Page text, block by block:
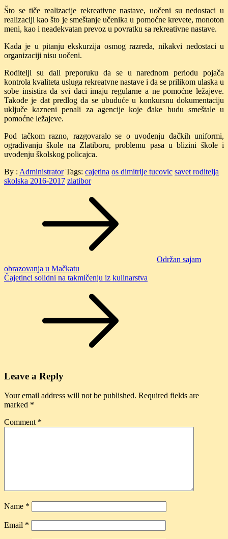
Što se tiče realizacije rekreativne nastave, uočeni su nedostaci u
realizaciji kao što je smeštanje učenika u pomoćne krevete, monoton
meni, kao i neadekvatan prevoz u povratku sa rekreativne nastave.
Kada je u pitanju ekskurzija osmog razreda, nikakvi nedostaci u
organizaciji nisu uočeni.
Roditelji su dali preporuku da se u narednom periodu pojača
kontrola kvaliteta usluga rekreatvne nastave i da se prilikom ulaska u
sobe insistira da svi đaci imaju regularne a ne pomoćne ležajeve.
Takođe je dat predlog da se ubuduće u konkursnu dokumentaciju
uključe kazneni penali za agencije koje đake budu smeštale u
pomoćne ležajeve.
Pod tačkom razno, razgovaralo se o uvođenju đačkih uniformi,
ograđivanju škole na Zlatiboru, problemu pasa u blizini škole i
uvođenju školskog policajca.
By : AdministratorTags: cajetina os dimitrije tucovic savet roditelja
skolska 2016-2017 zlatibor
Održan sajam
obrazovanja u Mačkatu
Čajetinci solidni na takmičenju iz kulinarstva
Leave a Reply
Your email address will not be published. Required fields are
marked *
Comment *
Name *
Email *